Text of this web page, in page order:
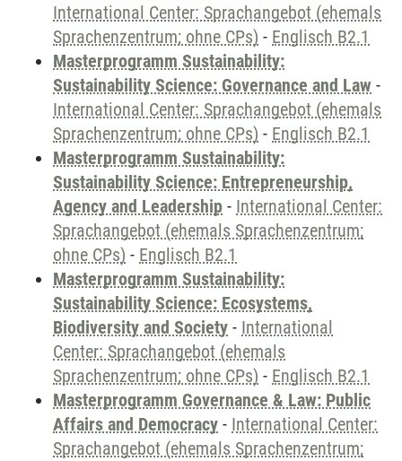
International Center: Sprachangebot (ehemals
Sprachenzentrum; ohne CPs) - Englisch B2.1
Masterprogramm Sustainability:
Sustainability Science: Governance and Law -
International Center: Sprachangebot (ehemals
Sprachenzentrum; ohne CPs) - Englisch B2.1
Masterprogramm Sustainability:
Sustainability Science: Entrepreneurship,
Agency and Leadership - International Center:
Sprachangebot (ehemals Sprachenzentrum;
ohne CPs) - Englisch B2.1
Masterprogramm Sustainability:
Sustainability Science: Ecosystems,
Biodiversity and Society - International
Center: Sprachangebot (ehemals
Sprachenzentrum; ohne CPs) - Englisch B2.1
Masterprogramm Governance & Law: Public
Affairs and Democracy - International Center:
Sprachangebot (ehemals Sprachenzentrum;